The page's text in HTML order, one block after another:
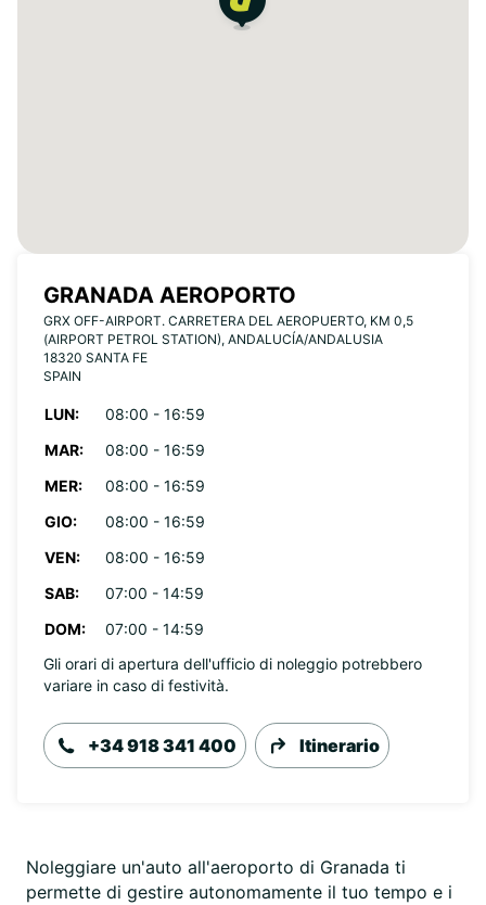
GRANADA AEROPORTO
GRX OFF-AIRPORT. CARRETERA DEL AEROPUERTO, KM 0,5
(AIRPORT PETROL STATION), ANDALUCÍA/ANDALUSIA
18320 SANTA FE
SPAIN
LUN:
08:00 - 16:59
MAR:
08:00 - 16:59
MER:
08:00 - 16:59
GIO:
08:00 - 16:59
VEN:
08:00 - 16:59
SAB:
07:00 - 14:59
DOM:
07:00 - 14:59
Gli orari di apertura dell'ufficio di noleggio potrebbero
variare in caso di festività.
+34 918 341 400 Itinerario
Noleggiare un'auto all'aeroporto di Granada ti
permette di gestire autonomamente il tuo tempo e i